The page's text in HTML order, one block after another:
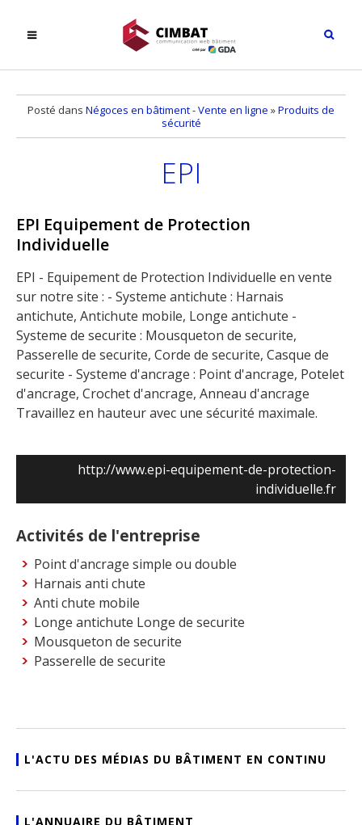
Posté dans Négoces en bâtiment - Vente en ligne »Produits de
sécurité
EPI
EPI Equipement de Protection
Individuelle
EPI - Equipement de Protection Individuelle en vente
sur notre site : - Systeme antichute : Harnais
antichute, Antichute mobile, Longe antichute -
Systeme de securite : Mousqueton de securite,
Passerelle de securite, Corde de securite, Casque de
securite - Systeme d'ancrage : Point d'ancrage, Potelet
d'ancrage, Crochet d'ancrage, Anneau d'ancrage
Travaillez en hauteur avec une sécurité maximale.
http://www.epi-equipement-de-protection-
individuelle.fr
Activités de l'entreprise
Point d'ancrage simple ou double
Harnais anti chute
Anti chute mobile
Longe antichute Longe de securite
Mousqueton de securite
Passerelle de securite
L'ACTU DES MÉDIAS DU BÂTIMENT EN CONTINU
L'ANNUAIRE DU BÂTIMENT